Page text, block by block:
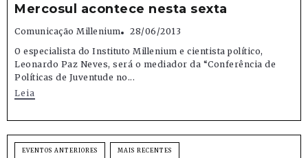
Mercosul acontece nesta sexta
Comunicação Millenium
28/06/2013
O especialista do Instituto Millenium e cientista político,
Leonardo Paz Neves, será o mediador da “Conferência de
Políticas de Juventude no...
Leia
EVENTOS ANTERIORES MAIS RECENTES